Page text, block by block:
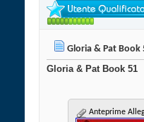
Gloria & Pat Book
Gloria & Pat Book 51
Anteprime